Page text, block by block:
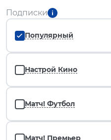
Подписки
Популярный
Настрой Кино
Матч! Футбол
Матч! Премьер